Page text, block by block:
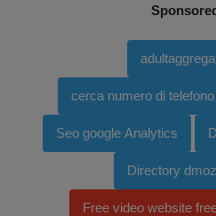
cerca numero di telefono
Seo google Analytics
Directory
Free video website